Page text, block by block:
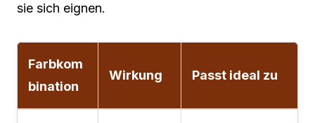
sie sich eignen.
Farbkom
bination
Wirkung Passt ideal zu